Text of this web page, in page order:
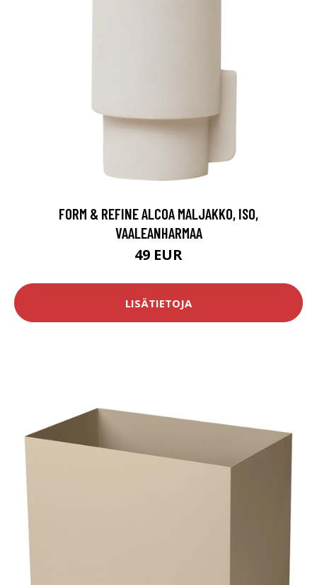
FORM & REFINE ALCOA MALJAKKO, ISO,
VAALEANHARMAA
49 EUR
LISÄTIETOJA